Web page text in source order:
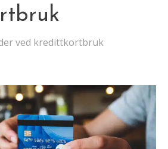
ved kredittkortbruk